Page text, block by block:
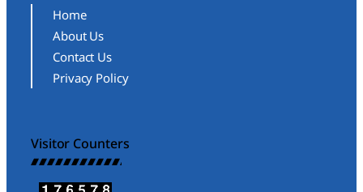
Home
About Us
Contact Us
Privacy Policy
Visitor Counters